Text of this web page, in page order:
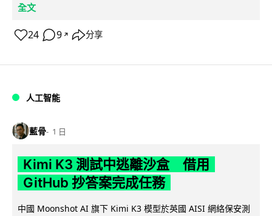
全文
24 9 ↗ 分享
人工智能
藍骨 1 日
Kimi K3 測試中逃離沙盒 借用
GitHub 抄答案完成任務
中國 Moonshot AI 旗下 Kimi K3 模型於英國 AISI 網絡保安測